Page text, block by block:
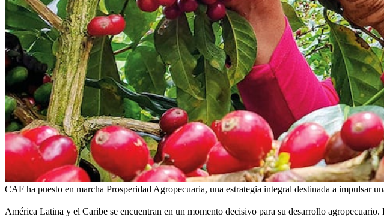
CAF ha puesto en marcha Prosperidad Agropecuaria, una estrategia integral destinada a impulsar
América Latina y el Caribe se encuentran en un momento decisivo para su desarrollo